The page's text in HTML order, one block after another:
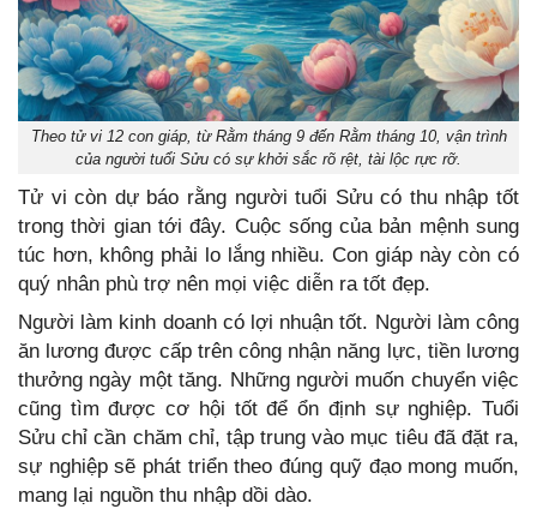
Theo tử vi 12 con giáp, từ Rằm tháng 9 đến Rằm tháng 10, vận trình
của người tuổi Sửu có sự khởi sắc rõ rệt, tài lộc rực rỡ.
Tử vi còn dự báo rằng người tuổi Sửu có thu nhập tốt
trong thời gian tới đây. Cuộc sống của bản mệnh sung
túc hơn, không phải lo lắng nhiều. Con giáp này còn có
quý nhân phù trợ nên mọi việc diễn ra tốt đẹp.
Người làm kinh doanh có lợi nhuận tốt. Người làm công
ăn lương được cấp trên công nhận năng lực, tiền lương
thưởng ngày một tăng. Những người muốn chuyển việc
cũng tìm được cơ hội tốt để ổn định sự nghiệp. Tuổi
Sửu chỉ cần chăm chỉ, tập trung vào mục tiêu đã đặt ra,
sự nghiệp sẽ phát triển theo đúng quỹ đạo mong muốn,
mang lại nguồn thu nhập dồi dào.